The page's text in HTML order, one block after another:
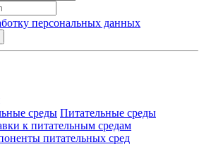
персональных данных
Питательные среды
к питательным средам
питательных сред